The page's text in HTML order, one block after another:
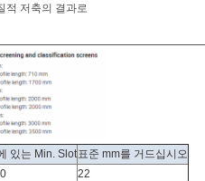
적 저축의 결과로
있는 Min. Slot표준 mm를 거드십시오
22